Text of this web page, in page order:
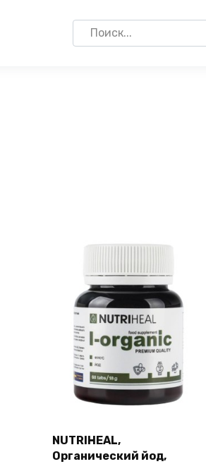
Search
for:
NUTRIHEAL,
Органический йод,